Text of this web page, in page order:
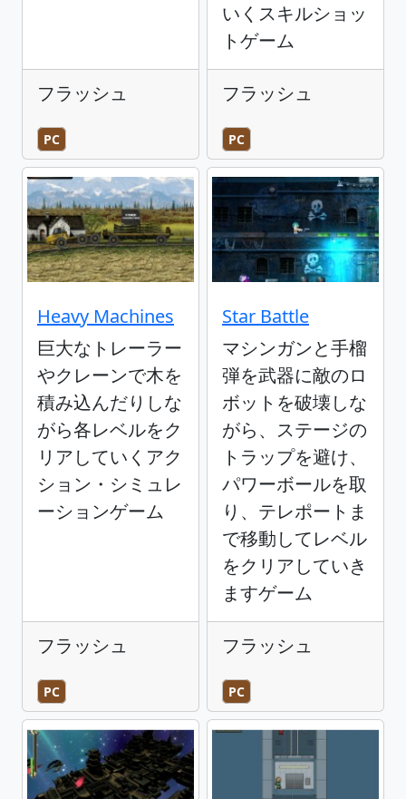
フラッシュ
PC
いくスキルショッ
トゲーム
フラッシュ
PC
Heavy Machines
巨大なトレーラー
やクレーンで木を
積み込んだりしな
がら各レベルをク
リアしていくアク
ション・シミュレ
ーションゲーム
フラッシュ
PC
Star Battle
マシンガンと手榴
弾を武器に敵のロ
ボットを破壊しな
がら、ステージの
トラップを避け、
パワーボールを取
り、テレポートま
で移動してレベル
をクリアしていき
ますゲーム
フラッシュ
PC